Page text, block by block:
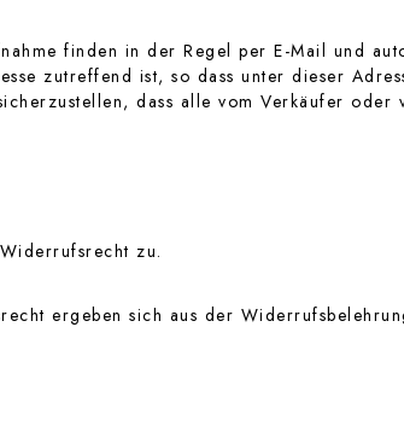
finden in der Regel per E-Mail und
zutreffend ist, so dass unter dieser
dass alle vom Verkäufer
zu.
ergeben sich aus der